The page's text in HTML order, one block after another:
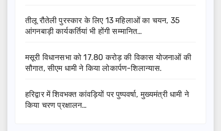
तीलू रौतेली पुरस्कार के लिए 13 महिलाओं का चयन, 35
आंगनबाड़ी कार्यकर्तियां भी होंगी सम्मानित…
मसूरी विधानसभा को 17.80 करोड़ की विकास योजनाओं की
सौगात, सीएम धामी ने किया लोकार्पण-शिलान्यास.
हरिद्वार में शिवभक्त कांवड़ियों पर पुष्पवर्षा, मुख्यमंत्री धामी ने
किया चरण प्रक्षालन…